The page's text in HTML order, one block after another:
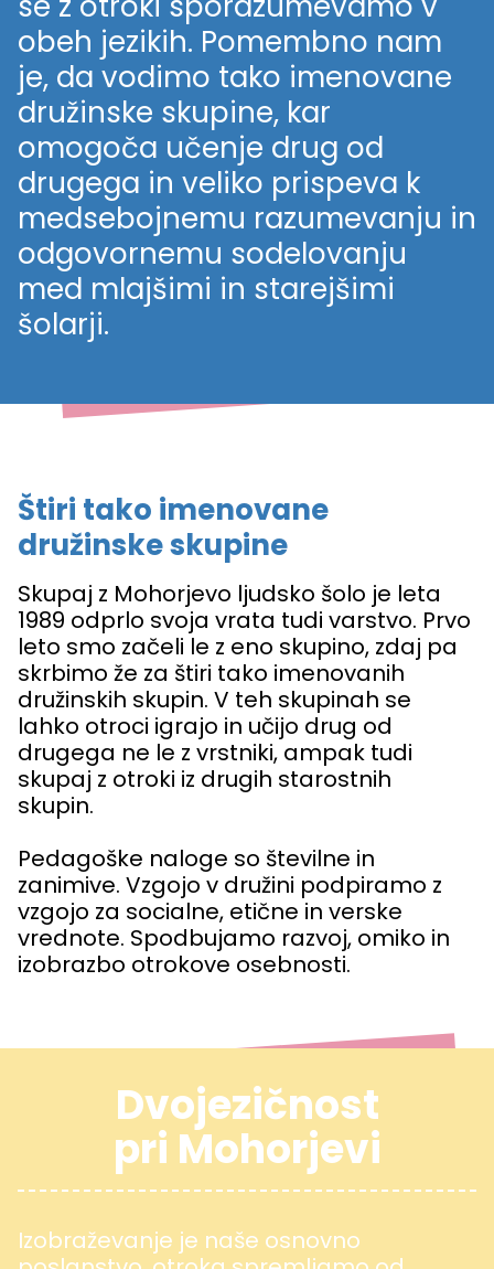
obeh jezikih. Pomembno nam
je, da vodimo tako imenovane
družinske skupine, kar
omogoča učenje drug od
drugega in veliko prispeva k
medsebojnemu razumevanju in
odgovornemu sodelovanju
med mlajšimi in starejšimi
šolarji.
Štiri tako imenovane
družinske skupine
Skupaj z Mohorjevo ljudsko šolo je leta
1989 odprlo svoja vrata tudi varstvo. Prvo
leto smo začeli le z eno skupino, zdaj pa
skrbimo že za štiri tako imenovanih
družinskih skupin. V teh skupinah se
lahko otroci igrajo in učijo drug od
drugega ne le z vrstniki, ampak tudi
skupaj z otroki iz drugih starostnih
skupin.
Pedagoške naloge so številne in
zanimive. Vzgojo v družini podpiramo z
vzgojo za socialne, etične in verske
vrednote. Spodbujamo razvoj, omiko in
izobrazbo otrokove osebnosti.
Dvojezičnost
pri Mohorjevi
Izobraževanje je naše osnovno